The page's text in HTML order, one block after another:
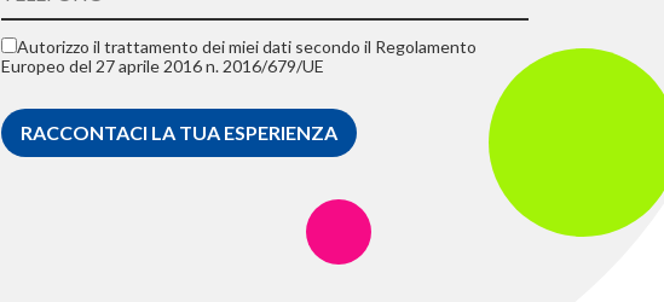
Autorizzo il trattamento dei miei dati secondo il Regolamento
Europeo del 27 aprile 2016 n. 2016/679/UE